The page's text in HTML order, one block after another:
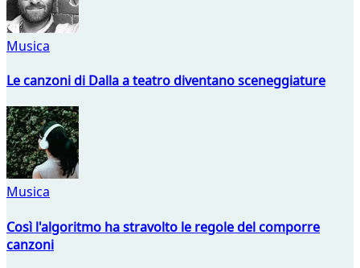
Musica
Le canzoni di Dalla a teatro diventano sceneggiature
Musica
Così l'algoritmo ha stravolto le regole del comporre
canzoni